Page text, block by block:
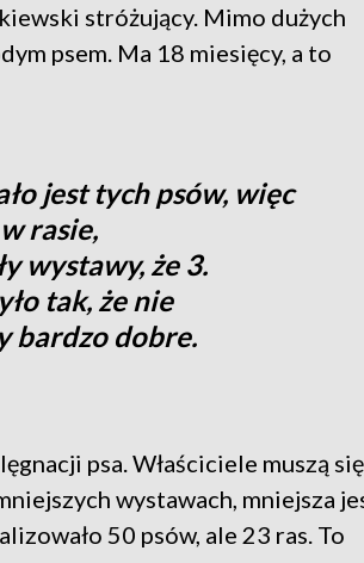
stróżujący. Mimo dużych
psem. Ma 18 miesięcy, a to
jest tych psów, więc
rasie,
wystawy, że 3.
tak, że nie
bardzo dobre.
psa. Właściciele muszą się
wystawach, mniejsza
50 psów, ale 23 ras. To